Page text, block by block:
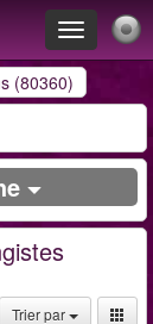
Toggle
navigation
(80360)
Trier par